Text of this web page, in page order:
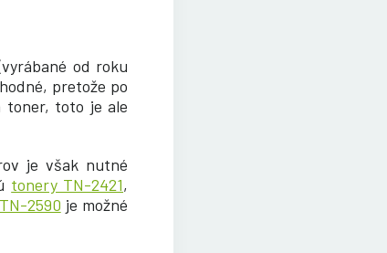
od roku
pretože po
toner, toto je ale
je však nutné
tonery TN-2421,
2590 je možné